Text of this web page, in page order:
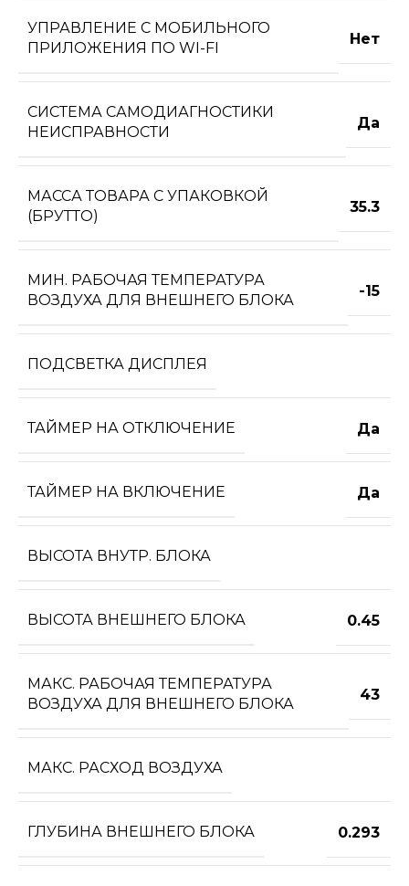
УПРАВЛЕНИЕ C МОБИЛЬНОГО
ПРИЛОЖЕНИЯ ПО WI-FI
Нет
СИСТЕМА САМОДИАГНОСТИКИ
НЕИСПРАВНОСТИ
Да
МАССА ТОВАРА С УПАКОВКОЙ
(БРУТТО)
35.3
МИН. РАБОЧАЯ ТЕМПЕРАТУРА
ВОЗДУХА ДЛЯ ВНЕШНЕГО БЛОКА
-15
ПОДСВЕТКА ДИСПЛЕЯ
ТАЙМЕР НА ОТКЛЮЧЕНИЕ Да
ТАЙМЕР НА ВКЛЮЧЕНИЕ Да
ВЫСОТА ВНУТР. БЛОКА
ВЫСОТА ВНЕШНЕГО БЛОКА 0.45
МАКС. РАБОЧАЯ ТЕМПЕРАТУРА
ВОЗДУХА ДЛЯ ВНЕШНЕГО БЛОКА
43
МАКС. РАСХОД ВОЗДУХА
ГЛУБИНА ВНЕШНЕГО БЛОКА 0.293